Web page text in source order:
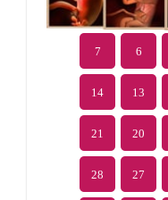
6
7
13
14
20
21
27
28